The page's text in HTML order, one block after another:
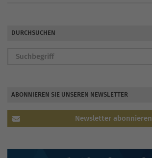
DURCHSUCHEN
ABONNIEREN SIE UNSEREN NEWSLETTER
Newsletter abonnieren